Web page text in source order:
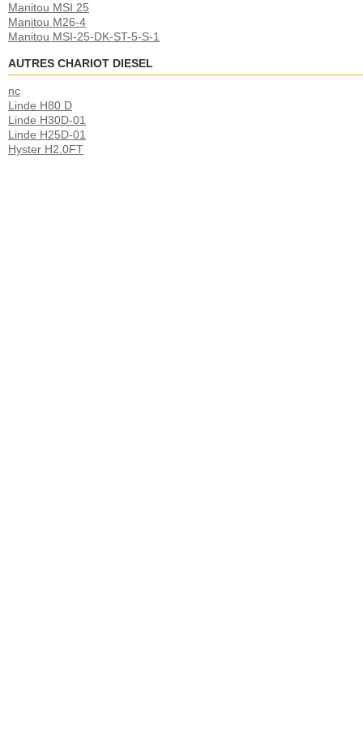
Manitou MSI 25
Manitou M26-4
Manitou MSI-25-DK-ST-5-S-1
AUTRES CHARIOT DIESEL
nc
Linde H80 D
Linde H30D-01
Linde H25D-01
Hyster H2.0FT